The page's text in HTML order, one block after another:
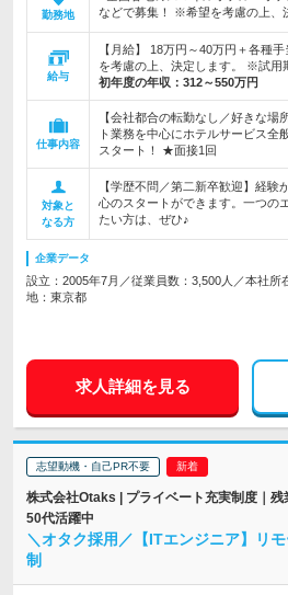
勤務地
などで募集！ ※希望を考慮の上、
給与
【月給】 18万円～40万円＋各種
を考慮の上、決定します。 ※試用
初年度の年収： 312～550万円
仕事内容
【会社都合の転勤なし／好きな場
ト業務を中心にホテルサービス全
スタート！ ★面接1回
対象と
なる方
【学歴不問／第二新卒歓迎】経験
心のスタートができます。一つの
たい方は、ぜひ♪
企業データ
設立：2005年7月／従業員数：3,500人／本社所
地：東京都
求人詳細を見る
志望動機・自己PR不要
株式会社Otaks | プライベート充実制度｜
50代活躍中
＼オタク採用／【ITエンジニア】リ
制